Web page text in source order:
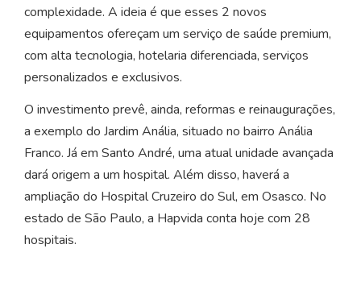
complexidade. A ideia é que esses 2 novos
equipamentos ofereçam um serviço de saúde premium,
com alta tecnologia, hotelaria diferenciada, serviços
personalizados e exclusivos.
O investimento prevê, ainda, reformas e reinaugurações,
a exemplo do Jardim Anália, situado no bairro Anália
Franco. Já em Santo André, uma atual unidade avançada
dará origem a um hospital. Além disso, haverá a
ampliação do Hospital Cruzeiro do Sul, em Osasco. No
estado de São Paulo, a Hapvida conta hoje com 28
hospitais.